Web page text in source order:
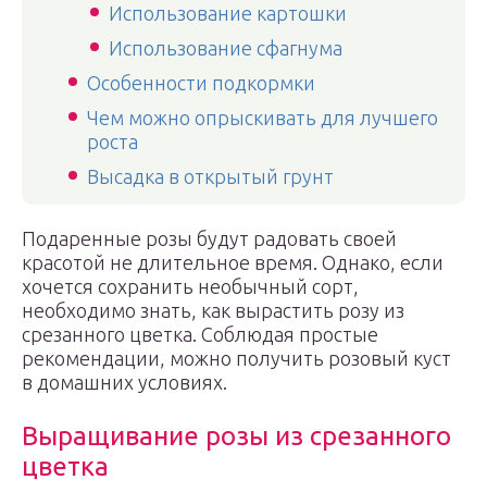
Использование картошки
Использование сфагнума
Особенности подкормки
Чем можно опрыскивать для лучшего
роста
Высадка в открытый грунт
Подаренные розы будут радовать своей
красотой не длительное время. Однако, если
хочется сохранить необычный сорт,
необходимо знать, как вырастить розу из
срезанного цветка. Соблюдая простые
рекомендации, можно получить розовый куст
в домашних условиях.
Выращивание розы из срезанного
цветка